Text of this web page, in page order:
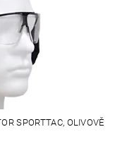
SPORTTAC, OLIVOVĚ